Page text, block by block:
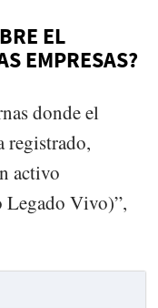
EL
EMPRESAS?
donde el
registrado,
activo
Legado Vivo)”,